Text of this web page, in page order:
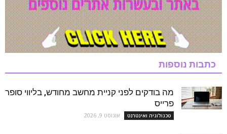
כתבות נוספות
מה בודקים לפני קניית מחשב מחודש, בליווי סופר
פרייס
טכנולוגיה ואינטרנט אוגוסט 9, 2026